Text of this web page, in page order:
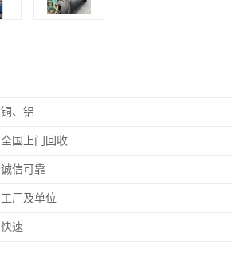
铜、铝
全国上门回收
诚信可靠
工厂及单位
快速